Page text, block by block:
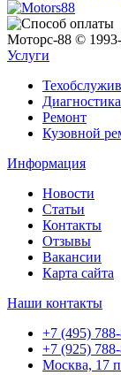
Моторс-88 ©
Услуги
Диагностика
Ремонт
Кузовной
Информация
Новости
Статьи
Контакты
Отзывы
Вакансии
Карта сайта
Наши контакты
+7 (495)
+7 (925)
Москва, 17